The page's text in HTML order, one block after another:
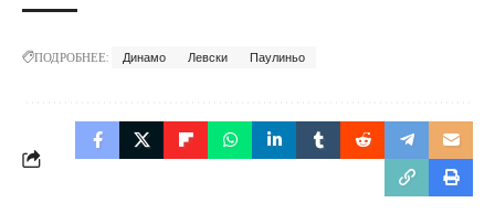
ПОДРОБНЕЕ: Динамо Левски Паулиньо